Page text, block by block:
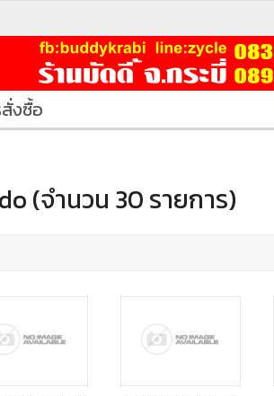
งซื้อ
(จำนวน 30 รายการ)